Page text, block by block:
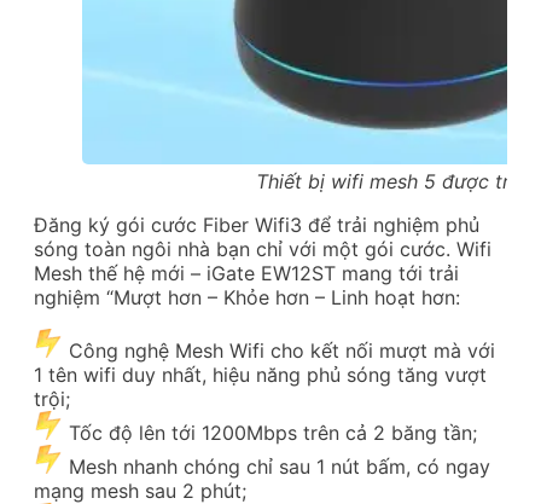
Thiết bị wifi mesh 5 được
Đăng ký gói cước Fiber Wifi3 để trải nghiệm phủ
sóng toàn ngôi nhà bạn chỉ với một gói cước. Wifi
Mesh thế hệ mới – iGate EW12ST mang tới trải
nghiệm “Mượt hơn – Khỏe hơn – Linh hoạt hơn:
Công nghệ Mesh Wifi cho kết nối mượt mà với
1 tên wifi duy nhất, hiệu năng phủ sóng tăng vượt
trội;
Tốc độ lên tới 1200Mbps trên cả 2 băng tần;
Mesh nhanh chóng chỉ sau 1 nút bấm, có ngay
mạng mesh sau 2 phút;